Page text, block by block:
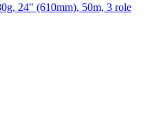
24" (610mm), 50m, 3 role